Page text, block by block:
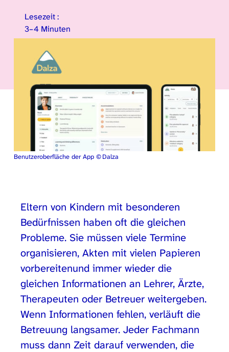
Lesezeit :
3–4 Minuten
Benutzeroberfläche der App © Dalza
Eltern von Kindern mit besonderen
Bedürfnissen haben oft die gleichen
Probleme. Sie müssen viele Termine
organisieren, Akten mit vielen Papieren
vorbereitenund immer wieder die
gleichen Informationen an Lehrer, Ärzte,
Therapeuten oder Betreuer weitergeben.
Wenn Informationen fehlen, verläuft die
Betreuung langsamer. Jeder Fachmann
muss dann Zeit darauf verwenden, die